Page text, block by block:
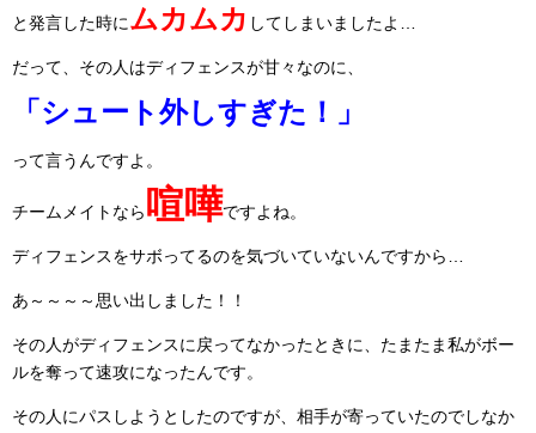
と発言した時にムカムカ してしまいましたよ…
だって、その人はディフェンスが甘々なのに、
「シュート外しすぎた！」
って言うんですよ。
チームメイトなら喧嘩ですよね。
ディフェンスをサボってるのを気づいていないんですから…
あ～～～～思い出しました！！
その人がディフェンスに戻ってなかったときに、たまたま私がボー
ルを奪って速攻になったんです。
その人にパスしようとしたのですが、相手が寄っていたのでしなか